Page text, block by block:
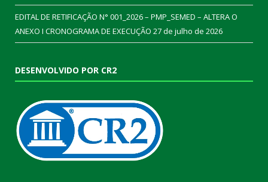
EDITAL DE RETIFICAÇÃO N° 001_2026 – PMP_SEMED – ALTERA O
ANEXO I CRONOGRAMA DE EXECUÇÃO 27 de julho de 2026
DESENVOLVIDO POR CR2